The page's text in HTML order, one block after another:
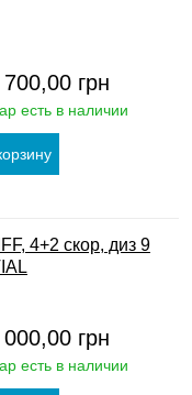
700,00 грн
есть в наличии
4+2 скор, диз 9
000,00 грн
есть в наличии